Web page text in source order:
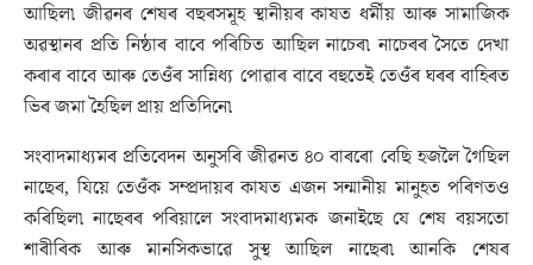
আছিল৷ জীৱনৰ শেষৰ বছৰসমূহ স্থানীয়ৰ কাষত ধৰ্মীয় আৰু সামাজিক
অৱস্থানৰ প্ৰতি নিষ্ঠাৰ বাবে পৰিচিত আছিল নাচেৰ৷ নাচেৰৰ সৈতে দেখা
কৰাৰ বাবে আৰু তেওঁৰ সান্নিধ্য পোৱাৰ বাবে বহুতেই তেওঁৰ ঘৰৰ বাহিৰত
ভিৰ জমা হৈছিল প্ৰায় প্ৰতিদিনে৷
সংবাদমাধ্যমৰ প্ৰতিবেদন অনুসৰি জীৱনত ৪০ বাৰৰো বেছি হজলৈ গৈছিল
নাছেৰ, যিয়ে তেওঁক সম্প্ৰদায়ৰ কাষত এজন সন্মানীয় মানুহত পৰিণতও
কৰিছিল৷ নাছেৰৰ পৰিয়ালে সংবাদমাধ্যমক জনাইছে যে শেষ বয়সতো
শাৰীৰিক আৰু মানসিকভাৱে সুস্থ আছিল নাছেৰ৷ আনকি শেষৰ